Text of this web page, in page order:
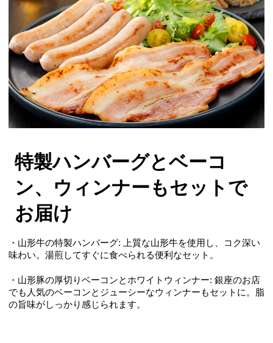
特製ハンバーグとベーコ
ン、ウィンナーもセットで
お届け
・山形牛の特製ハンバーグ: 上質な山形牛を使用し、コク深い
味わい。湯煎してすぐに食べられる便利なセット。
・山形豚の厚切りベーコンとホワイトウィンナー: 銀座のお店
でも人気のベーコンとジューシーなウィンナーもセットに。脂
の旨味がしっかり感じられます。